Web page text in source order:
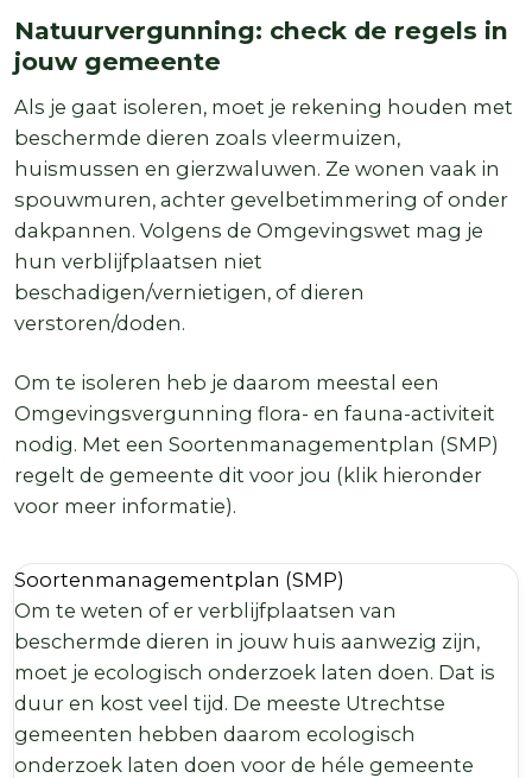
Natuurvergunning: check de regels in
jouw gemeente
Als je gaat isoleren, moet je rekening houden met
beschermde dieren zoals vleermuizen,
huismussen en gierzwaluwen. Ze wonen vaak in
spouwmuren, achter gevelbetimmering of onder
dakpannen. Volgens de Omgevingswet mag je
hun verblijfplaatsen niet
beschadigen/vernietigen, of dieren
verstoren/doden.
Om te isoleren heb je daarom meestal een
Omgevingsvergunning flora- en fauna-activiteit
nodig. Met een Soortenmanagementplan (SMP)
regelt de gemeente dit voor jou (klik hieronder
voor meer informatie).
Soortenmanagementplan (SMP)
Om te weten of er verblijfplaatsen van
beschermde dieren in jouw huis aanwezig zijn,
moet je ecologisch onderzoek laten doen. Dat is
duur en kost veel tijd. De meeste Utrechtse
gemeenten hebben daarom ecologisch
onderzoek laten doen voor de héle gemeente